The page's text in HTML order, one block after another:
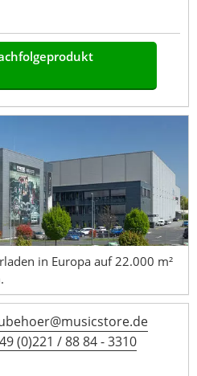
in Europa auf 22.000 m²
(0)221 / 88 84 - 3310